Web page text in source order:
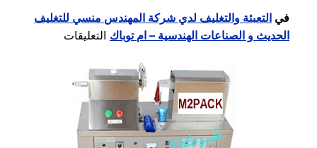
فيالتعبئة والتغليف لدي شركة المهندس منسي للتغليف
الحديث و الصناعات الهندسية – ام توباك التعليقاتعلى